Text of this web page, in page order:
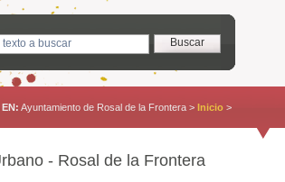
EN: Ayuntamiento de Rosal de la Frontera > Inicio >
- Rosal de la Frontera